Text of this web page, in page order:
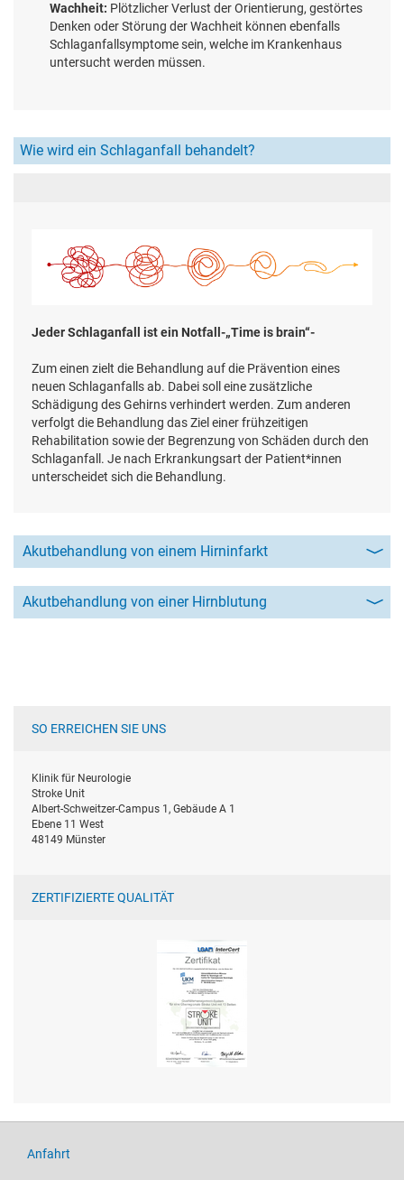
Wachheit: Plötzlicher Verlust der Orientierung, gestörtes
Denken oder Störung der Wachheit können ebenfalls
Schlaganfallsymptome sein, welche im Krankenhaus
untersucht werden müssen.
Wie wird ein Schlaganfall behandelt?
Jeder Schlaganfall ist ein Notfall-„Time is brain“-
Zum einen zielt die Behandlung auf die Prävention eines
neuen Schlaganfalls ab. Dabei soll eine zusätzliche
Schädigung des Gehirns verhindert werden. Zum anderen
verfolgt die Behandlung das Ziel einer frühzeitigen
Rehabilitation sowie der Begrenzung von Schäden durch den
Schlaganfall. Je nach Erkrankungsart der Patient*innen
unterscheidet sich die Behandlung.
Akutbehandlung von einem Hirninfarkt
Akutbehandlung von einer Hirnblutung
SO ERREICHEN SIE UNS
Klinik für Neurologie
Stroke Unit
Albert-Schweitzer-Campus 1, Gebäude A 1
Ebene 11 West
48149 Münster
ZERTIFIZIERTE QUALITÄT
Anfahrt